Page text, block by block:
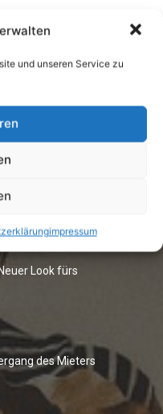
und unseren Service zu
impressum
Moderne
Look fürs
des Mieters